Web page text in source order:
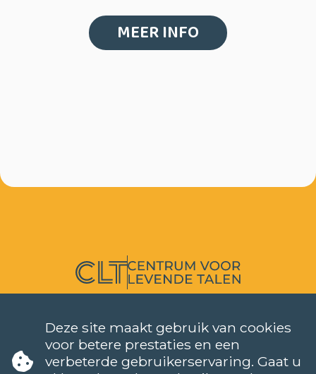
MEER INFO
CONTACT
FAQ
Deze site maakt gebruik van cookies
voor betere prestaties en een
verbeterde gebruikerservaring. Gaat u